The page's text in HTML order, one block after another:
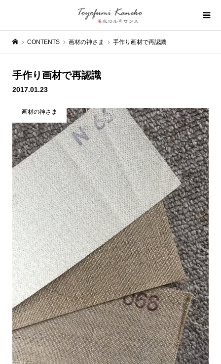
CONTENTS 画材の神さま 手作り画材で再認識
手作り画材で再認識
2017.01.23
画材の神さま